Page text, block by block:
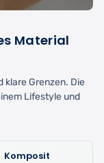
Material
klare Grenzen. Die
Lifestyle und
Komposit